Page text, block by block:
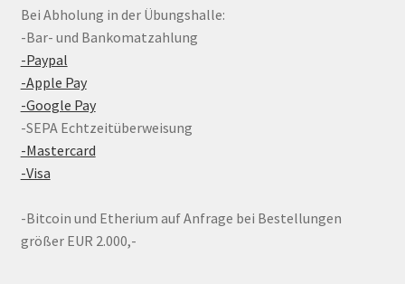
Bei Abholung in der Übungshalle:
-Bar- und Bankomatzahlung
-Paypal
-Apple Pay
-Google Pay
-SEPA Echtzeitüberweisung
-Mastercard
-Visa
-Bitcoin und Etherium auf Anfrage bei Bestellungen
größer EUR 2.000,-